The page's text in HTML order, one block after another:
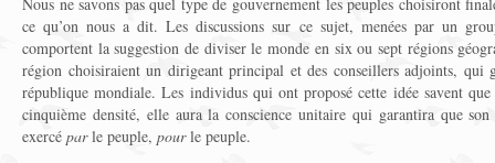
ce qu’on nous a dit. Les discussions sur ce sujet, menées par un
comportent la suggestion de diviser le monde en six ou sept régions
région choisiraient un dirigeant principal et des conseillers adjoints, qui
république mondiale. Les individus qui ont proposé cette idée savent
cinquième densité, elle aura la conscience unitaire qui garantira que
exercé parle peuple, pourle peuple.